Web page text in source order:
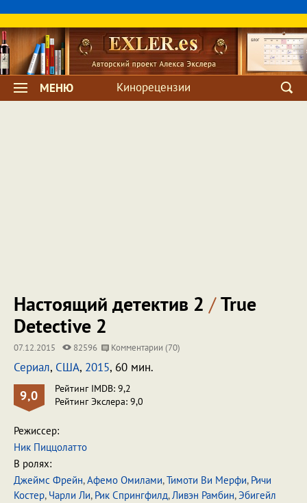
МЕНЮ Кинорецензии
Настоящий детектив 2 /True
Detective 2
07.12.2015 82596 Комментарии (70)
Сериал, США, 2015, 60 мин.
9,0
Рейтинг IMDB: 9,2
Рейтинг Экслера: 9,0
Режиссер:
Ник Пиццолатто
В ролях:
Джеймс Фрейн,Афемо Омилами,Тимоти Ви Мерфи, Ричи
Костер, Чарли Ли, Рик Спрингфилд,Ливэн Рамбин,Эбигейл